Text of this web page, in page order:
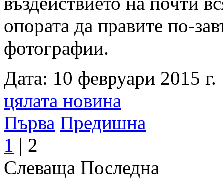
опората да правите по-
фотографии.
Дата: 10 февруари 2015
цялата новина
Първа Предишна
1 | 2
Слеваща Последна